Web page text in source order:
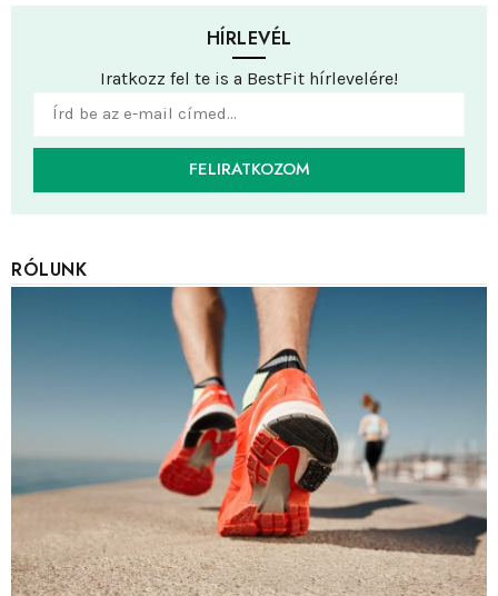
HÍRLEVÉL
Iratkozz fel te is a BestFit hírlevelére!
FELIRATKOZOM
RÓLUNK